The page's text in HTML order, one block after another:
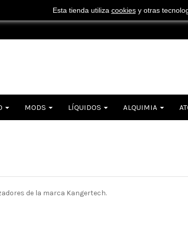
¡ Consigue tu envío
MODS LÍQUIDOS ALQUIMIA
de la marca Kangertech.
Esta tienda utiliza cookiesy otras